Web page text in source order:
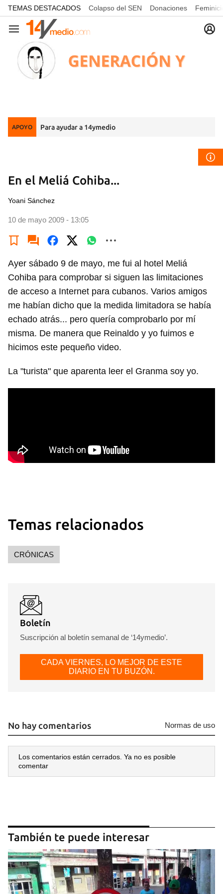
common.go-to-content
TEMAS DESTACADOS Colapso del SEN Donaciones
Navegación
APOYO Para ayudar a 14ymedio
En el Meliá Cohiba...
Yoani Sánchez
10 de mayo 2009 - 13:05
Ayer sábado 9 de mayo, me fui al hotel Meliá
Cohiba para comprobar si siguen las limitaciones
de acceso a Internet para cubanos. Varios amigos
me habían dicho que la medida limitadora se había
echado atrás... pero quería comprobarlo por mí
misma. De manera que Reinaldo y yo fuimos e
hicimos este pequeño video.
La "turista" que aparenta leer el Granma soy yo.
Temas relacionados
CRÓNICAS
Boletín
Suscripción al boletín semanal de ‘14ymedio’.
CADA VIERNES, LO MEJOR DE ESTE
DIARIO EN TU BUZÓN.
No hay comentarios Normas de uso
Los comentarios están cerrados. Ya no es posible
comentar
También te puede interesar